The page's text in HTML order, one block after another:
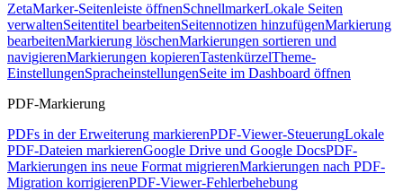
ZetaMarker-Seitenleiste öffnenSchnellmarkerLokale Seiten
verwaltenSeitentitel bearbeitenSeitennotizen hinzufügenMarkierung
bearbeitenMarkierung löschenMarkierungen sortieren und
navigierenMarkierungen kopierenTastenkürzelTheme-
EinstellungenSpracheinstellungenSeite im Dashboard öffnen
PDF-Markierung
PDFs in der Erweiterung markierenPDF-Viewer-SteuerungLokale
PDF-Dateien markierenGoogle Drive und Google DocsPDF-
Markierungen ins neue Format migrierenMarkierungen nach PDF-
Migration korrigierenPDF-Viewer-Fehlerbehebung